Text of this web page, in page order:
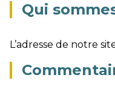
Qui
L’adresse de notre